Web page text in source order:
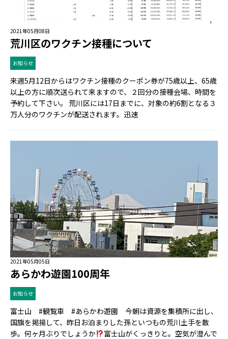
2021年05月08日
荒川区のワクチン接種について
お知らせ
来週5月12日からはワクチン接種のクーポン券が75歳以上、65歳
以上の方に順次送られて来ますので、２回分の接種会場、時間を
予約して下さい。 荒川区には17日までに、対象の約6割となる３
万人分のワクチンが配送されます。迅速
2021年05月05日
あらかわ遊園100周年
お知らせ
富士山 #観覧車 #あらかわ遊園 今朝は資源を集積所に出し、
国旗を掲揚して、昨日お泊まりした孫といつもの荒川土手を散
歩。何ヶ月ぶりでしょうか
富士山がくっきりと。空気が澄んで